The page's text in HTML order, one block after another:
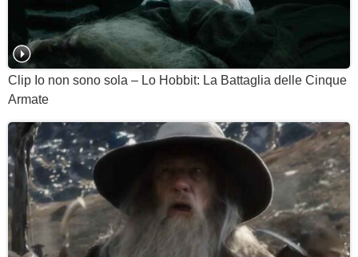
Clip Io non sono sola – Lo Hobbit: La Battaglia delle Cinque
Armate